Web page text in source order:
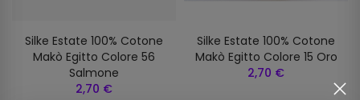
Silke Estate 100% Cotone
Makò Egitto Colore 56
Salmone
2,70 €
Silke Estate 100% Cotone
Makò Egitto Colore 15 Oro
2,70 €